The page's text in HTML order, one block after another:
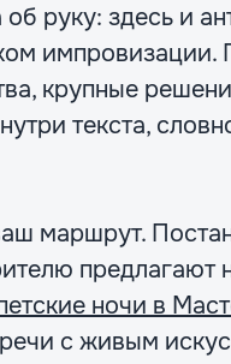
руку: здесь и
импровизации.
крупные
текста,
маршрут.
предлагают
ночи в
с живым